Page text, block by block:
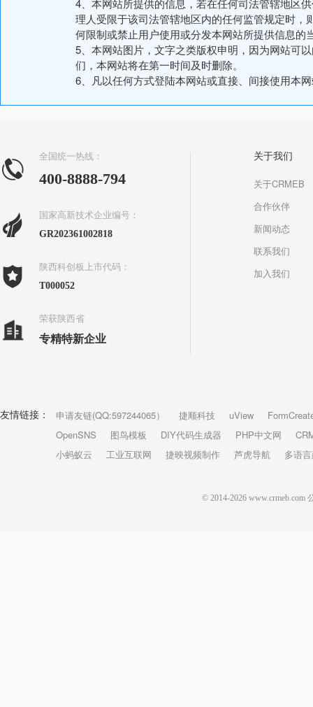
4、本网站所提供的信息，若在任何司法管辖地区
理人受限于该司法管辖地区内的任何监管规定时
何限制或禁止用户使用或分发本网站所提供信息的
5、本网站图片，文字之类版权申明，因为网站可
们，本网站将在第一时间及时删除。
6、凡以任何方式登陆本网站或直接、间接使用本
全国统一热线：
400-8888-794
国家高新技术企业编号：
GR202361002818
陕西科创板上市代码：
T000052
荣获陕西省
专精特新企业
关于我们
关于CRMEB
合作伙伴
新闻动态
联系我们
加入我们
友情链接： 申请友链(QQ:597244065） 捷顺科技 uView
OpenSNS
图鸟模板 DIY代码生成器 PHP中文网
小蚂蚁云
工业互联网 捷映视频制作 芦虎导航 多语
© 2014-2026